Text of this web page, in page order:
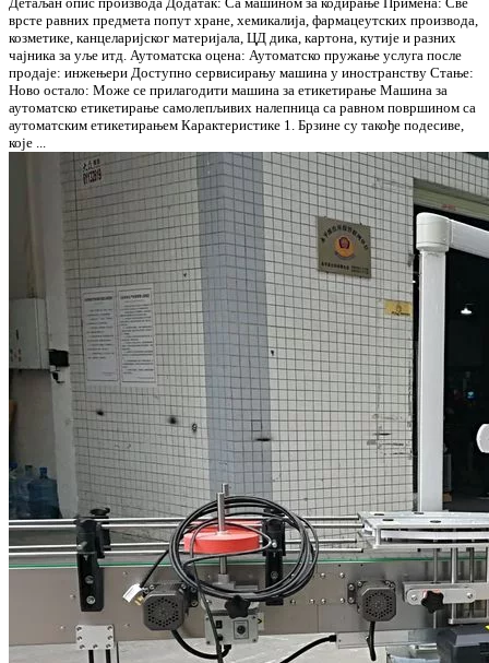
врсте равних предмета попут хране, хемикалија, фармацеутских производа,
козметике, канцеларијског материјала, ЦД дика, картона, кутије и разних
чајника за уље итд. Аутоматска оцена: Аутоматско пружање услуга после
продаје: инжењери Доступно сервисирању машина у иностранству Стање:
Ново остало: Може се прилагодити машина за етикетирање Машина за
аутоматско етикетирање самолепљивих налепница са равном површином са
аутоматским етикетирањем Карактеристике 1. Брзине су такође подесиве,
које ...